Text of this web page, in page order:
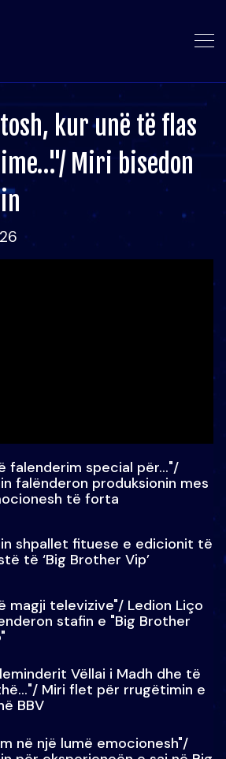
kur unë të flas
Miri bisedon
falenderim special për…"/
falënderon produksionin mes
të forta
shpallet fituese e edicionit të
të ‘Big Brother Vip’
magji televizive"/ Ledion Liço
stafin e "Big Brother
Vëllai i Madh dhe të
Miri flet për rrugëtimin e
BBV
në një lumë emocionesh"/